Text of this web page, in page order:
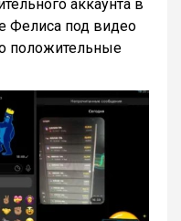
аккаунта в
Фелиса под видео
положительные